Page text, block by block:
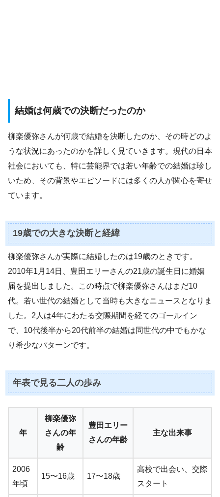
結婚は何歳での決断だったのか
柳楽優弥さんが何歳で結婚を決断したのか、その時どのよ
うな状況にあったのかを詳しく見ていきます。現代の日本
社会においても、特に芸能界では若い年齢での結婚は珍し
いため、その背景やエピソードには多くの人が関心を寄せ
ています。
19歳での大きな決断と経緯
柳楽優弥さんが実際に結婚したのは19歳のときです。
2010年1月14日、豊田エリーさんの21歳の誕生日に婚姻
届を提出しました。この時点で柳楽優弥さんはまだ10
代。若い世代の結婚として当時も大きなニュースとなりま
した。2人は4年にわたる交際期間を経てのゴールイン
で、10代後半から20代前半の結婚は同世代の中でもかな
り希少なパターンです。
年表で見る二人の歩み
年
柳楽優弥
さんの年
齢
豊田エリー
さんの年齢
主な出来事
2006
年頃
15〜16歳 17〜18歳
高校で出会い、交際
スタート